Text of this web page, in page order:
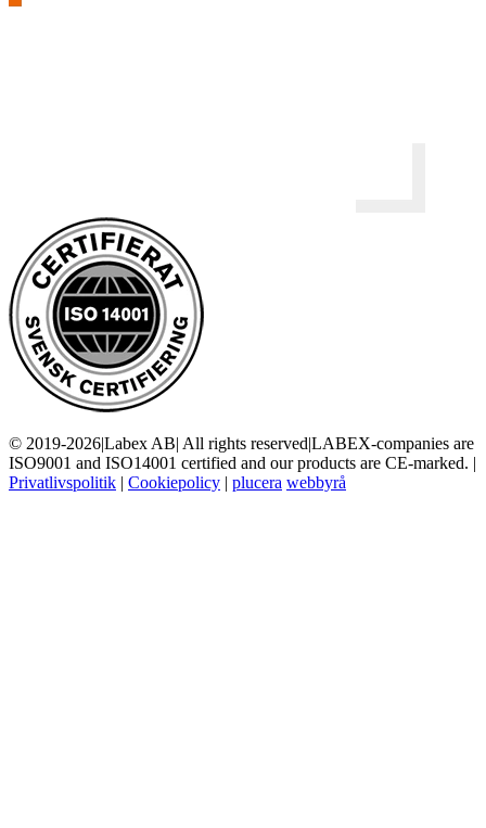
© 2019-2026|Labex AB| All rights reserved|LABEX-companies are
ISO9001 and ISO14001 certified and our products are CE-marked. |
Privatlivspolitik | Cookiepolicy | plucera webbyrå